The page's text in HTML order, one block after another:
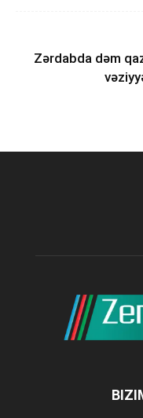
Zərdabda dəm